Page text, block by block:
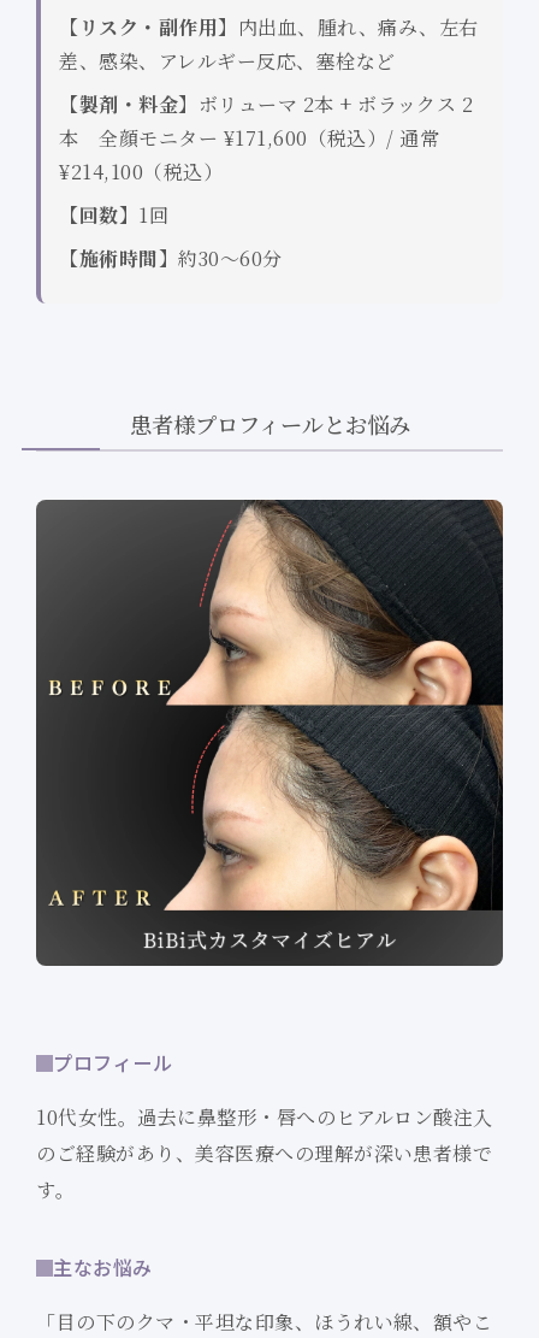
【リスク・副作用】 内出血、腫れ、痛み、左右
差、感染、アレルギー反応、塞栓など
【製剤・料金】 ボリューマ 2本 + ボラックス 2
本 全顔モニター ¥171,600（税込）/ 通常
¥214,100（税込）
【回数】 1回
【施術時間】約30〜60分
患者様プロフィールとお悩み
プロフィール
10代女性。過去に鼻整形・唇へのヒアルロン酸注入
のご経験があり、美容医療への理解が深い患者様で
す。
主なお悩み
「目の下のクマ・平坦な印象、ほうれい線、額やこ